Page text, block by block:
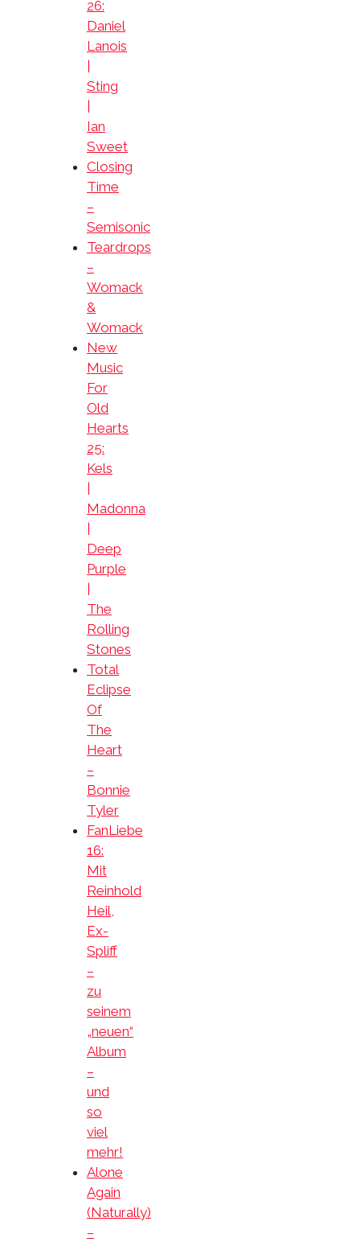
26:
Daniel
Lanois
Sting
Ian
Sweet
Closing
Time
–
Semisonic
Teardrops
–
Womack
&
Womack
New
Music
For
Old
Hearts
25:
Kels
Madonna
Deep
Purple
The
Rolling
Stones
Total
Eclipse
Of
The
Heart
–
Bonnie
Tyler
FanLiebe
16:
Mit
Reinhold
Heil,
Ex-
Spliff
–
zu
seinem
„neuen“
Album
–
und
so
viel
mehr!
Alone
Again
(Naturally)
–